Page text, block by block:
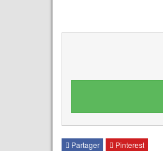
Partager Pinterest